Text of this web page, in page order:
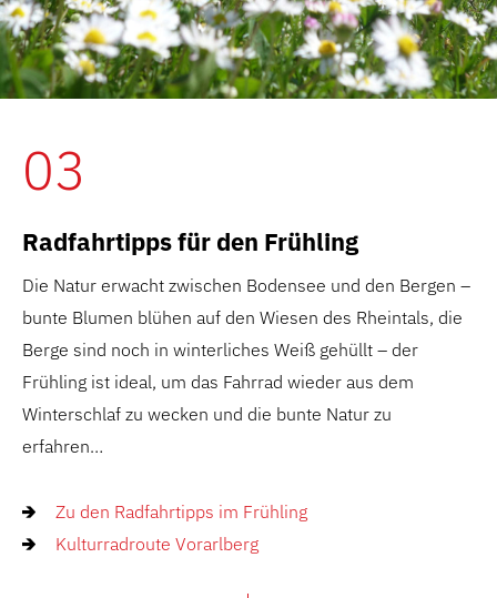
03
Radfahrtipps für den Frühling
Die Natur erwacht zwischen Bodensee und den Bergen –
bunte Blumen blühen auf den Wiesen des Rheintals, die
Berge sind noch in winterliches Weiß gehüllt – der
Frühling ist ideal, um das Fahrrad wieder aus dem
Winterschlaf zu wecken und die bunte Natur zu
erfahren…
Zu den Radfahrtipps im Frühling
Kulturradroute Vorarlberg